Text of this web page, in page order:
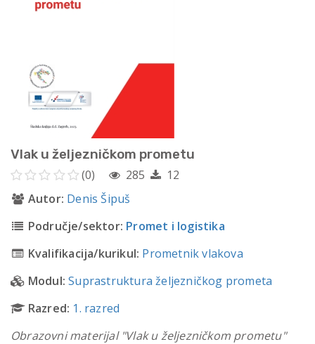
Vlak u željezničkom prometu
(0) 285
12
Autor: Denis Šipuš
Područje/sektor: Promet i logistika
Kvalifikacija/kurikul: Prometnik vlakova
Modul: Suprastruktura željezničkog prometa
Razred: 1. razred
Obrazovni materijal "Vlak u željezničkom prometu"